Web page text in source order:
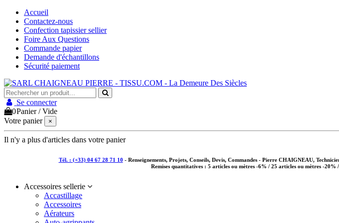
Accueil
Contactez-nous
Confection tapissier sellier
Foire Aux Questions
Commande papier
Demande d'échantillons
Sécurité paiement
Se connecter
0Panier /Vide
Votre panier
×
Il n'y a plus d'articles dans votre panier
Tél. : (+33) 04 67 28 71 10 - Renseignements, Projets, Conseils, Devis, Commandes - Pierre CHAIGNEAU,
Remises quantitatives : 5 articles ou mètres -6% / 25 articles ou mètres -20%
Accessoires sellerie
Accastillage
Accessoires
Aérateurs